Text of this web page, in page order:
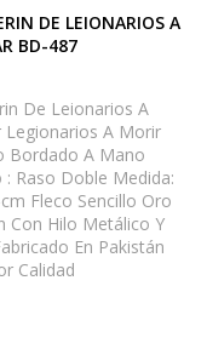
DE LEIONARIOS A
BD-487
De Leionarios A
Legionarios A Morir
Bordado A Mano
: Raso Doble Medida:
Fleco Sencillo Oro
Con Hilo Metálico Y
En Pakistán
Calidad